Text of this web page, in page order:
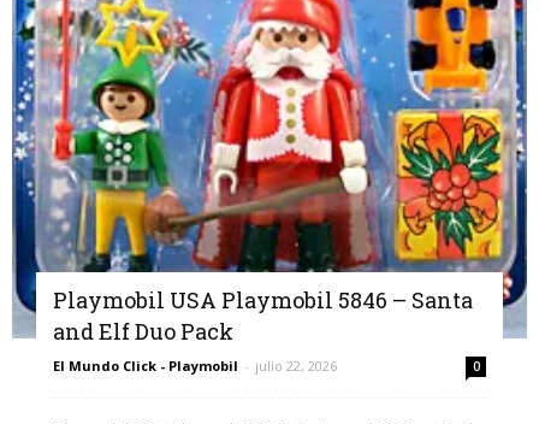
Playmobil USA Playmobil 5846 – Santa
and Elf Duo Pack
El Mundo Click - Playmobil - julio 22, 2026 0